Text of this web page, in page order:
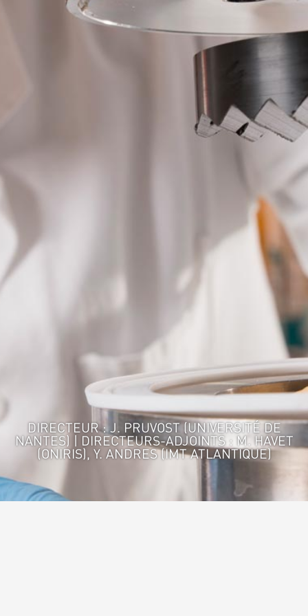
DIRECTEUR : J. PRUVOST (UNIVERSITÉ DE
NANTES) | DIRECTEURS-ADJOINTS : M. HAVET
(ONIRIS), Y. ANDRES (IMT ATLANTIQUE)
Accueil